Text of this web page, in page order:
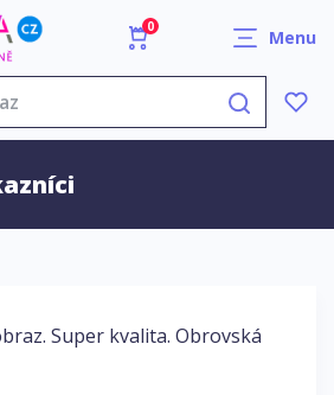
0 Menu
Super kvalita. Obrovská